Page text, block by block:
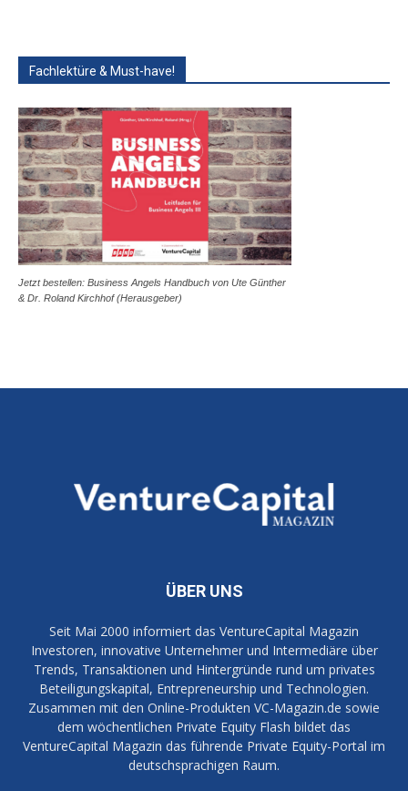
Fachlektüre & Must-have!
Jetzt bestellen: Business Angels Handbuch von Ute Günther
& Dr. Roland Kirchhof (Herausgeber)
ÜBER UNS
Seit Mai 2000 informiert das VentureCapital Magazin
Investoren, innovative Unternehmer und Intermediäre über
Trends, Transaktionen und Hintergründe rund um privates
Beteiligungskapital, Entrepreneurship und Technologien.
Zusammen mit den Online-Produkten VC-Magazin.de sowie
dem wöchentlichen Private Equity Flash bildet das
VentureCapital Magazin das führende Private Equity-Portal im
deutschsprachigen Raum.